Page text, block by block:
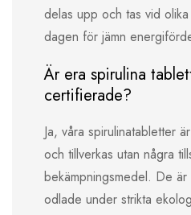
delas upp och tas vid
dagen för jämn
Är era spirulina
certifierade?
Ja, våra spirulinatabletter
och tillverkas utan några
bekämpningsmedel. De
odlade under strikta